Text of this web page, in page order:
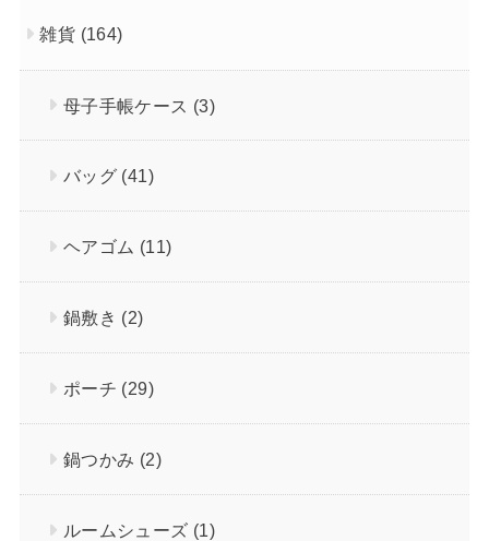
雑貨 (164)
母子手帳ケース (3)
バッグ (41)
ヘアゴム (11)
鍋敷き (2)
ポーチ (29)
鍋つかみ (2)
ルームシューズ (1)